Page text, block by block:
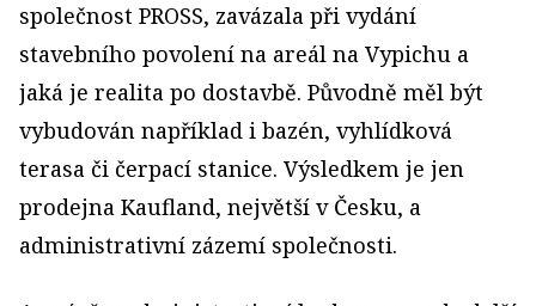
společnost PROSS, zavázala při vydání
stavebního povolení na areál na Vypichu a
jaká je realita po dostavbě. Původně měl být
vybudován například i bazén, vyhlídková
terasa či čerpací stanice. Výsledkem je jen
prodejna Kaufland, největší v Česku, a
administrativní zázemí společnosti.